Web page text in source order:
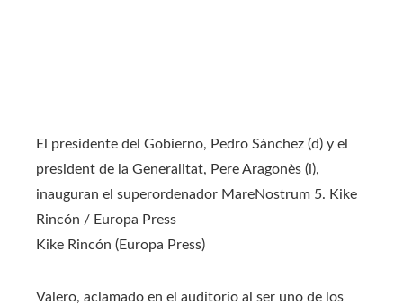
El presidente del Gobierno, Pedro Sánchez (d) y el
president de la Generalitat, Pere Aragonès (i),
inauguran el superordenador MareNostrum 5. Kike
Rincón / Europa Press
Kike Rincón (Europa Press)
Valero, aclamado en el auditorio al ser uno de los